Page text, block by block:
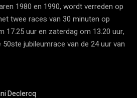
1980 en 1990, wordt verreden op
twee races van 30 minuten op
17.25 uur en zaterdag om 13.20 uur,
jubileumrace van de 24 uur van
Declercq